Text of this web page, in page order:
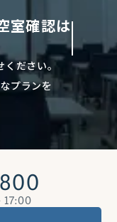
室確認は
ください。
プランを